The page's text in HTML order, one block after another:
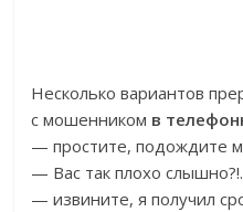
Несколько вариантов
с мошенником в
— простите, подождите
— Вас так плохо
— извините, я получил